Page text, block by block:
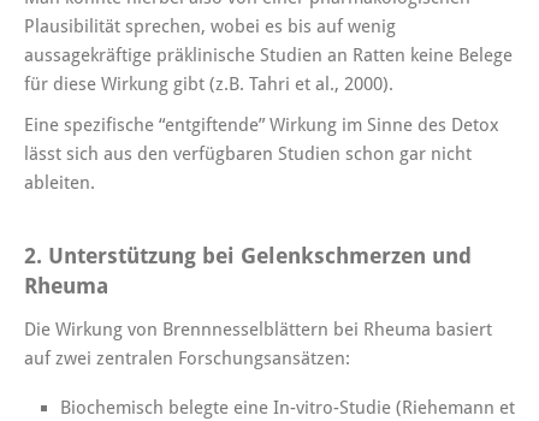
Plausibilität sprechen, wobei es bis auf wenig
aussagekräftige präklinische Studien an Ratten keine Belege
für diese Wirkung gibt (z.B. Tahri et al., 2000).
Eine spezifische “entgiftende” Wirkung im Sinne des Detox
lässt sich aus den verfügbaren Studien schon gar nicht
ableiten.
2. Unterstützung bei Gelenkschmerzen und
Rheuma
Die Wirkung von Brennnesselblättern bei Rheuma basiert
auf zwei zentralen Forschungsansätzen:
Biochemisch belegte eine In-vitro-Studie (Riehemann et